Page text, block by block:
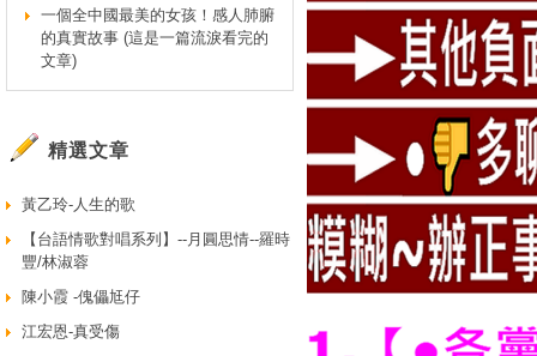
一個全中國最美的女孩！感人肺腑
的真實故事 (這是一篇流淚看完的
文章)
精選文章
黃乙玲-人生的歌
【台語情歌對唱系列】--月圓思情--羅時
豐/林淑蓉
陳小霞 -傀儡尪仔
江宏恩-真受傷